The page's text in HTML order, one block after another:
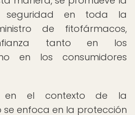
seguridad en toda la
de fitofármacos,
tanto en los
en los consumidores
en el contexto de la
se enfoca en la protección